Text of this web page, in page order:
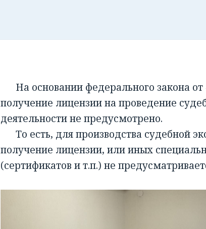
На основании федерального закона
получение лицензии на проведение
деятельности не предусмотрено.
То есть, для производства судебной
получение лицензии, или иных
(сертификатов и т.п.) не